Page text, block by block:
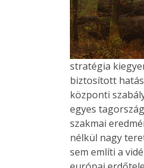
stratégia
biztosított
központi
egyes
szakmai
nélkül nagy
sem említi a